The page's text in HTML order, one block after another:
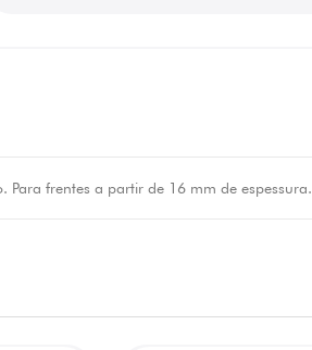
frentes a partir de 16 mm de espessura.